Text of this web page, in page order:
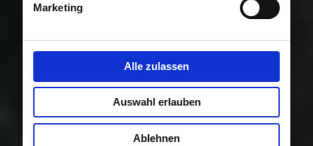
Marketing
Alle zulassen
Auswahl erlauben
Ablehnen